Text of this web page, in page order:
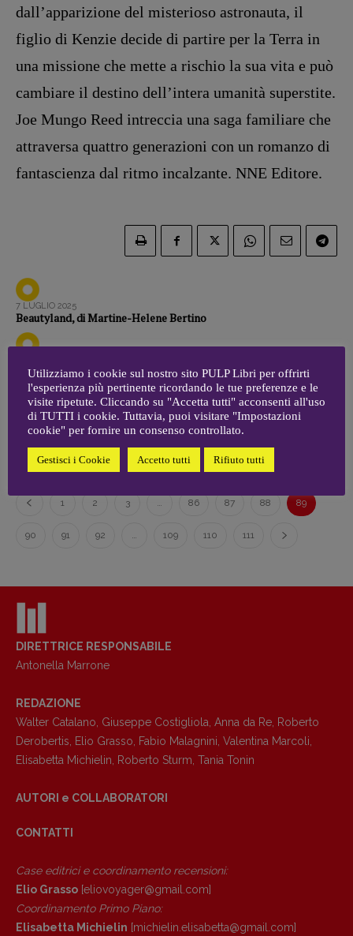
Zong!
Antonella Marrone
Walter Catalano,Giuseppe Costigliola,
Anna da Re,Roberto Derobertis,Elio
Marcoli,Elisabetta Michielin,Nicole
Case editrici e coordinamento
Coordinamento Primo Piano
Elisabetta Michielin
[michielin.elisabetta@gmail.com]
Anna da Re
[anna.dare.comunicazione@gmail.com]
Coordinamento Fumetti:
Fabio Malagnini
Coordinamento Pulp for kids e social
Valentina Marcoli
dall’apparizio­ne del misterioso astronauta, il
figlio di Kenzie decide di partire per la Terra in
una missione che mette a rischio la sua vita e può
cambiare il destino dell’inte­ra umanità superstite.
Joe Mungo Reed intreccia una saga familiare che
attraversa quattro gene­razioni con un romanzo di
fantascienza dal ritmo incalzante. NNE Editore.
7 LUGLIO 2025
Beautyland, di Martine-Helene Bertino
L’anno ha perso la sua primavera, di Edgar Morin
5 LUGLIO 2025
Milano Horror Stories, di Hurricane Ivan
1 2 3 … 86 87 88 89
90 91 92 … 109 110 111
DIRETTRICE RESPONSABILE
Antonella Marrone
REDAZIONE
Walter Catalano Giuseppe Costigliola Anna da Re Roberto
Derobertis
Elio Grasso Fabio Malagnini Valentina Marcoli
Elisabetta Michielin
Roberto Sturm Tania Tonin
AUTORI e COLLABORATORI
CONTATTI
Case editrici e coordinamento recensioni:
Elio Grasso [eliovoyager@gmail.com]
Coordinamento Primo Piano:
Elisabetta Michielin [michielin.elisabetta@gmail.com]
Utilizziamo i cookie sul nostro sito PULP Libri per offrirti
l'esperienza più pertinente ricordando le tue preferenze e le
visite ripetute. Cliccando su "Accetta tutti" acconsenti all'uso
di TUTTI i cookie. Tuttavia, puoi visitare "Impostazioni
cookie" per fornire un consenso controllato.
Gestisci i Cookie Accetto tutti Rifiuto tutti